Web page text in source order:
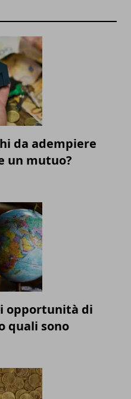
da adempiere
un mutuo?
opportunità di
quali sono